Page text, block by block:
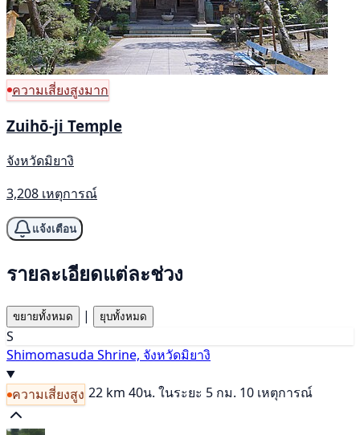
ความเสี่ยงสูงมาก
Zuihō-ji Temple
จังหวัดมิยางิ
3,208 เหตุการณ์
แจ้งเตือน
รายละเอียดแต่ละช่วง
ขยายทั้งหมด | ยุบทั้งหมด
S
Shimomasuda Shrine, จังหวัดมิยางิ
ความเสี่ยงสูง 22 km 40น. ในระยะ 5 กม. 10 เหตุการณ์